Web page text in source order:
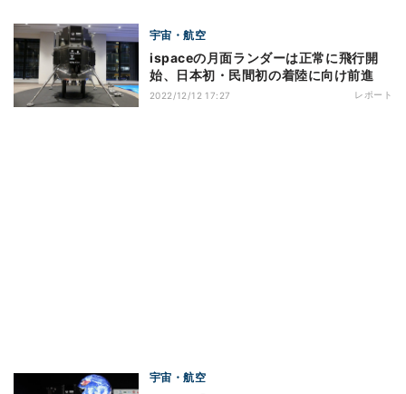
宇宙・航空
ispaceの月面ランダーは正常に飛行開
始、日本初・民間初の着陸に向け前進
2022/12/12 17:27 レポート
宇宙・航空